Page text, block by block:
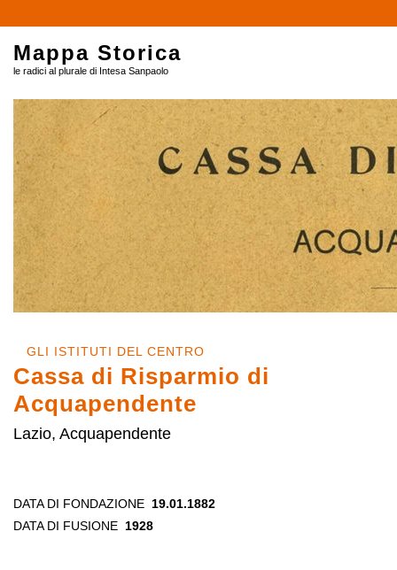
Mappa Storica
le radici al plurale di Intesa Sanpaolo
GLI ISTITUTI DEL CENTRO
Cassa di Risparmio di
Acquapendente
Lazio, Acquapendente
DATA DI FONDAZIONE 19.01.1882
DATA DI FUSIONE 1928